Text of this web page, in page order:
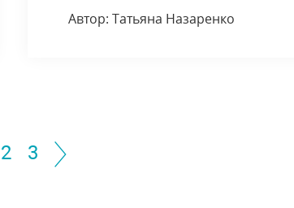
Автор: Татьяна Назаренко
2 3